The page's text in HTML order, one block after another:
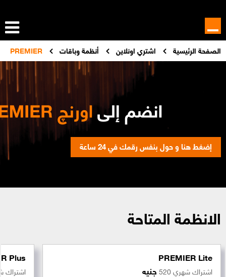
الصفحة الرئيسية اشتري اونلاين أنظمة وباقات PREMIER
إضغط هنا و حول بنفس رقمك في 24 ساعة
الانظمة المتاحة
PREMIER Lite
اشتراك شهري 520 جنيه
Plus
اشتراك